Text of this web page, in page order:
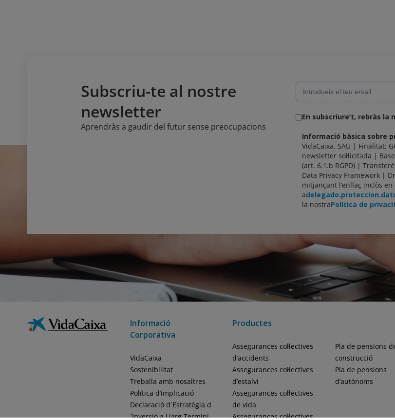
Subscriu-te al nostre
newsletter
Aprendràs a gaudir del futur sense preocupacions
En subscriure’t, rebràs la
Informació bàsica sobre
VidaCaixa, SAU | Finalitat:
newsletter sol·licitada |
(art. 6.1.b RGPD) |
Data Privacy Framework |
mitjançant l’enllaç inclòs
a
la nostraPolítica de
Informació
Corporativa
VidaCaixa
Sostenibilitat
Treballa amb nosaltres
Política d’implicació
Declaració d´Estratègia d
´Inversió a Llarg Termini
Productes
Assegurances col·lectives
d’accidents
Assegurances col·lectives
d’estalvi
Assegurances col·lectives
de vida
Assegurances col·lectives
Pla de pensions
construcció
Pla de pensions
d’autònoms